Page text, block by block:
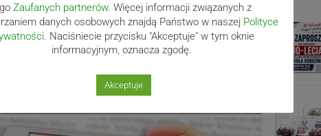
Zaufanych partnerów. Więcej informacji związanych z
danych osobowych znajdą Państwo w naszej Polityce
. Naciśniecie przycisku "Akceptuje" w tym oknie
informacyjnym, oznacza zgodę.
Akceptuje